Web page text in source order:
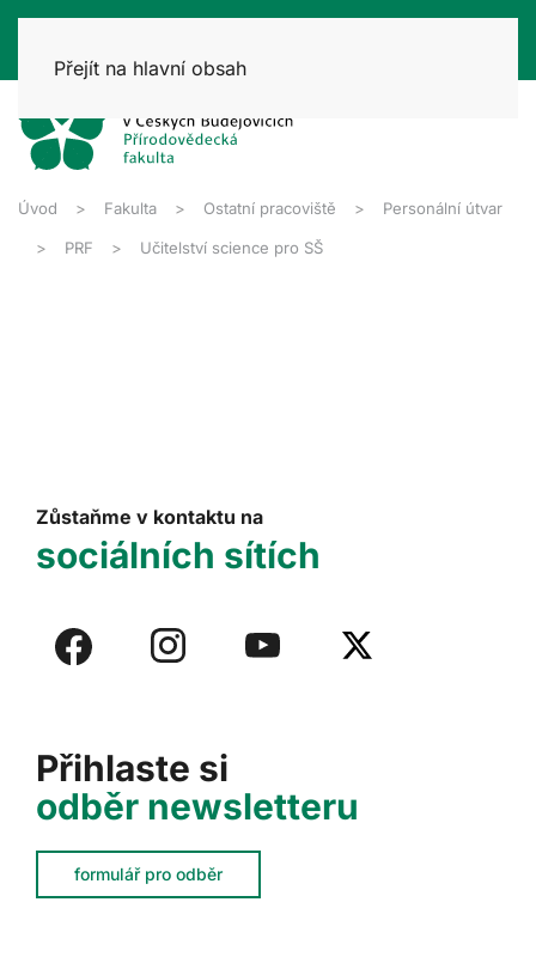
Přejít na hlavní obsah
Úvod Fakulta Ostatní pracoviště Personální útvar
PRF Učitelství science pro SŠ
Přihlaste si
odběr newsletteru
formulář pro odběr
Zůstaňme v kontaktu na
sociálních sítích